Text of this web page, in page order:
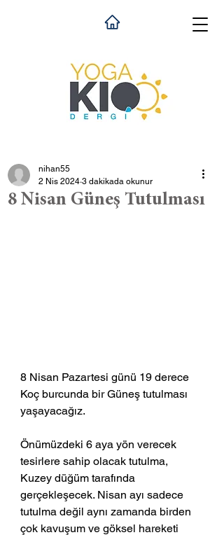
8 Nisan Güneş Tutulması
nihan55
2 Nis 2024 3 dakikada okunur
8 Nisan Pazartesi günü 19 derece
Koç burcunda bir Güneş tutulması
yaşayacağız.
Önümüzdeki 6 aya yön verecek
tesirlere sahip olacak tutulma,
Kuzey düğüm tarafında
gerçekleşecek. Nisan ayı sadece
tutulma değil aynı zamanda birden
çok kavuşum ve göksel hareketi